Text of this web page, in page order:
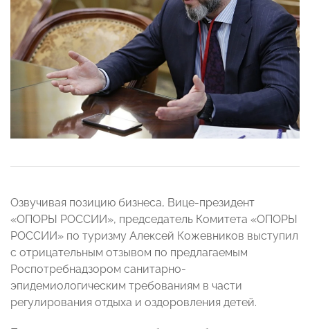
Озвучивая позицию бизнеса, Вице-президент
«ОПОРЫ РОССИИ», председатель Комитета «ОПОРЫ
РОССИИ» по туризму Алексей Кожевников выступил
с отрицательным отзывом по предлагаемым
Роспотребнадзором санитарно-
эпидемиологическим требованиям в части
регулирования отдыха и оздоровления детей.